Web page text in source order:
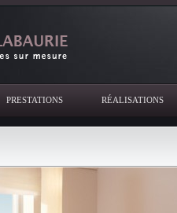
PRESTATIONS RÉALISATIONS